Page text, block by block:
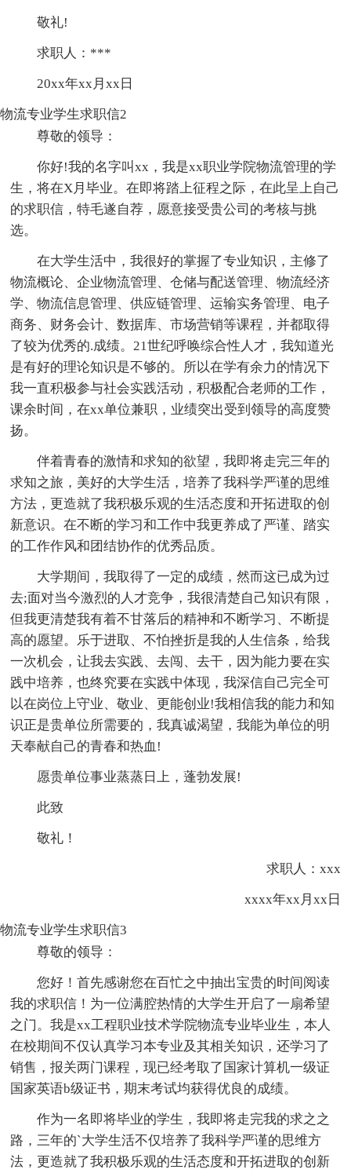
敬礼!
求职人：***
20xx年xx月xx日
物流专业学生求职信2
尊敬的领导：
你好!我的名字叫xx，我是xx职业学院物流管理的学
生，将在X月毕业。在即将踏上征程之际，在此呈上自己
的求职信，特毛遂自荐，愿意接受贵公司的考核与挑
选。
在大学生活中，我很好的掌握了专业知识，主修了
物流概论、企业物流管理、仓储与配送管理、物流经济
学、物流信息管理、供应链管理、运输实务管理、电子
商务、财务会计、数据库、市场营销等课程，并都取得
了较为优秀的.成绩。21世纪呼唤综合性人才，我知道光
是有好的理论知识是不够的。所以在学有余力的情况下
我一直积极参与社会实践活动，积极配合老师的工作，
课余时间，在xx单位兼职，业绩突出受到领导的高度赞
扬。
伴着青春的激情和求知的欲望，我即将走完三年的
求知之旅，美好的大学生活，培养了我科学严谨的思维
方法，更造就了我积极乐观的生活态度和开拓进取的创
新意识。在不断的学习和工作中我更养成了严谨、踏实
的工作作风和团结协作的优秀品质。
大学期间，我取得了一定的成绩，然而这已成为过
去;面对当今激烈的人才竞争，我很清楚自己知识有限，
但我更清楚我有着不甘落后的精神和不断学习、不断提
高的愿望。乐于进取、不怕挫折是我的人生信条，给我
一次机会，让我去实践、去闯、去干，因为能力要在实
践中培养，也终究要在实践中体现，我深信自己完全可
以在岗位上守业、敬业、更能创业!我相信我的能力和知
识正是贵单位所需要的，我真诚渴望，我能为单位的明
天奉献自己的青春和热血!
愿贵单位事业蒸蒸日上，蓬勃发展!
此致
敬礼！
求职人：xxx
xxxx年xx月xx日
物流专业学生求职信3
尊敬的领导：
您好！首先感谢您在百忙之中抽出宝贵的时间阅读
我的求职信！为一位满腔热情的大学生开启了一扇希望
之门。我是xx工程职业技术学院物流专业毕业生，本人
在校期间不仅认真学习本专业及其相关知识，还学习了
销售，报关两门课程，现已经考取了国家计算机一级证
国家英语b级证书，期末考试均获得优良的成绩。
作为一名即将毕业的学生，我即将走完我的求之之
路，三年的`大学生活不仅培养了我科学严谨的思维方
法，更造就了我积极乐观的生活态度和开拓进取的创新